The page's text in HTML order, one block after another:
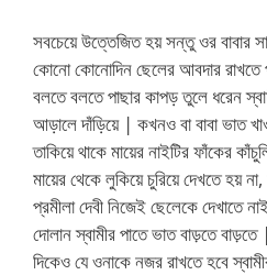
সবচেয়ে উত্তেজিত হয় সন্তু ওর বাবার
কোনো কোনোদিন ছেলের আবদার রাখতে
বলতে বলতে পাছার কাপড় তুলে ধরেন
আড়ালে দাঁড়িয়ে | কখনও বা বাবা ভাত
তাকিয়ে থাকে মায়ের নাইটির ফাঁকের
মায়ের থেকে লুকিয়ে চুরিয়ে দেখতে হয়
প্রমীলা দেবী নিজেই ছেলেকে দেখাতে
দোলান স্বামীর পাতে ভাত বাড়তে
দিকেও যে ওনাকে নজর রাখতে হবে